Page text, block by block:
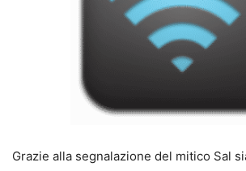
Grazie alla segnalazione del mitico Sal